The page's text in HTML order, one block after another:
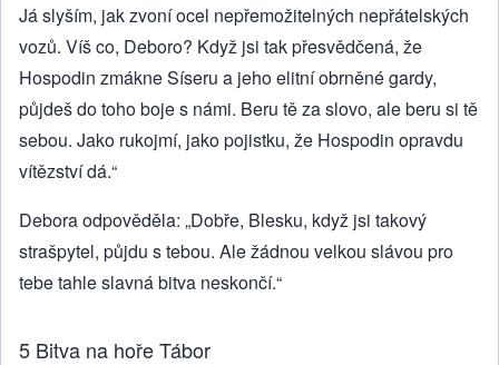
Já slyším, jak zvoní ocel nepřemožitelných nepřátelských
vozů. Víš co, Deboro? Když jsi tak přesvědčená, že
Hospodin zmákne Síseru a jeho elitní obrněné gardy,
půjdeš do toho boje s námi. Beru tě za slovo, ale beru si tě
sebou. Jako rukojmí, jako pojistku, že Hospodin opravdu
vítězství dá.“
Debora odpověděla: „Dobře, Blesku, když jsi takový
strašpytel, půjdu s tebou. Ale žádnou velkou slávou pro
tebe tahle slavná bitva neskončí.“
5 Bitva na hoře Tábor